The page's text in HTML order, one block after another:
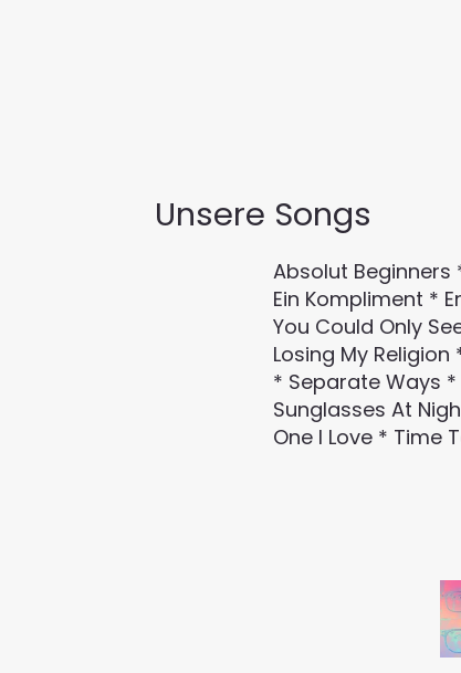
Unsere Songs
Absolut Beginners
Ein Kompliment *
You Could Only
Losing My
* Separate Ways *
Sunglasses At
One I Love * Time